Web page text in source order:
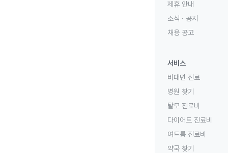
제휴 안내
소식 · 공지
채용 공고
서비스
비대면 진료
병원 찾기
탈모 진료비
다이어트 진료비
여드름 진료비
약국 찾기